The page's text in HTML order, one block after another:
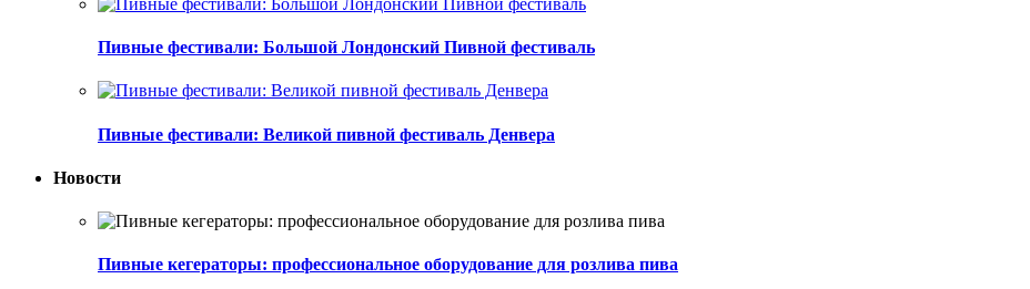
Пивные фестивали: Большой Лондонский Пивной фестиваль
Пивные фестивали: Великой пивной фестиваль Денвера
Новости
Пивные кегераторы: профессиональное оборудование для розлива пива